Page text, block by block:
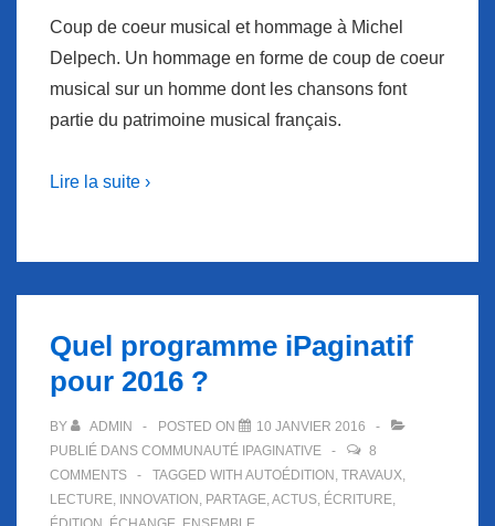
Coup de coeur musical et hommage à Michel
Delpech. Un hommage en forme de coup de coeur
musical sur un homme dont les chansons font
partie du patrimoine musical français.
Lire la suite ›
Quel programme iPaginatif
pour 2016 ?
BY ADMIN POSTED ON
10 JANVIER 2016
PUBLIÉ DANS COMMUNAUTÉ IPAGINATIVE
8
COMMENTS
TAGGED WITH AUTOÉDITION, TRAVAUX,
LECTURE, INNOVATION, PARTAGE,ACTUS, ÉCRITURE,